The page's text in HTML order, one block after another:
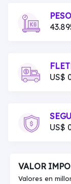
US$
US$
VALOR
Valores en